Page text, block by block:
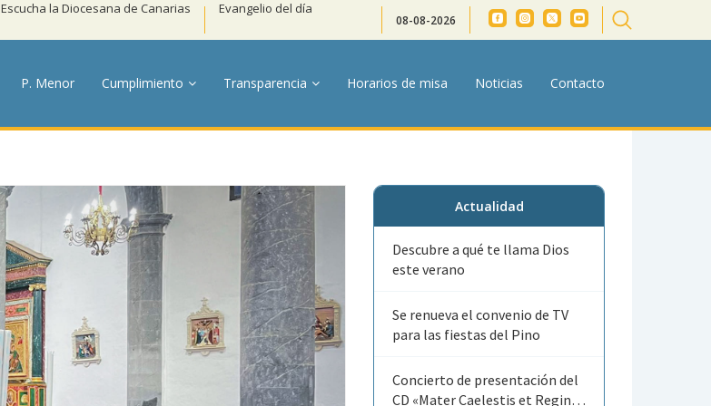
Escucha la Diocesana de Canarias Evangelio del día
08-08-2026
P. Menor Cumplimiento Transparencia Horarios de misa Noticias Contacto
Actualidad
Descubre a qué te llama Dios
este verano
Se renueva el convenio de TV
para las fiestas del Pino
Concierto de presentación del
CD «Mater Caelestis et Regina